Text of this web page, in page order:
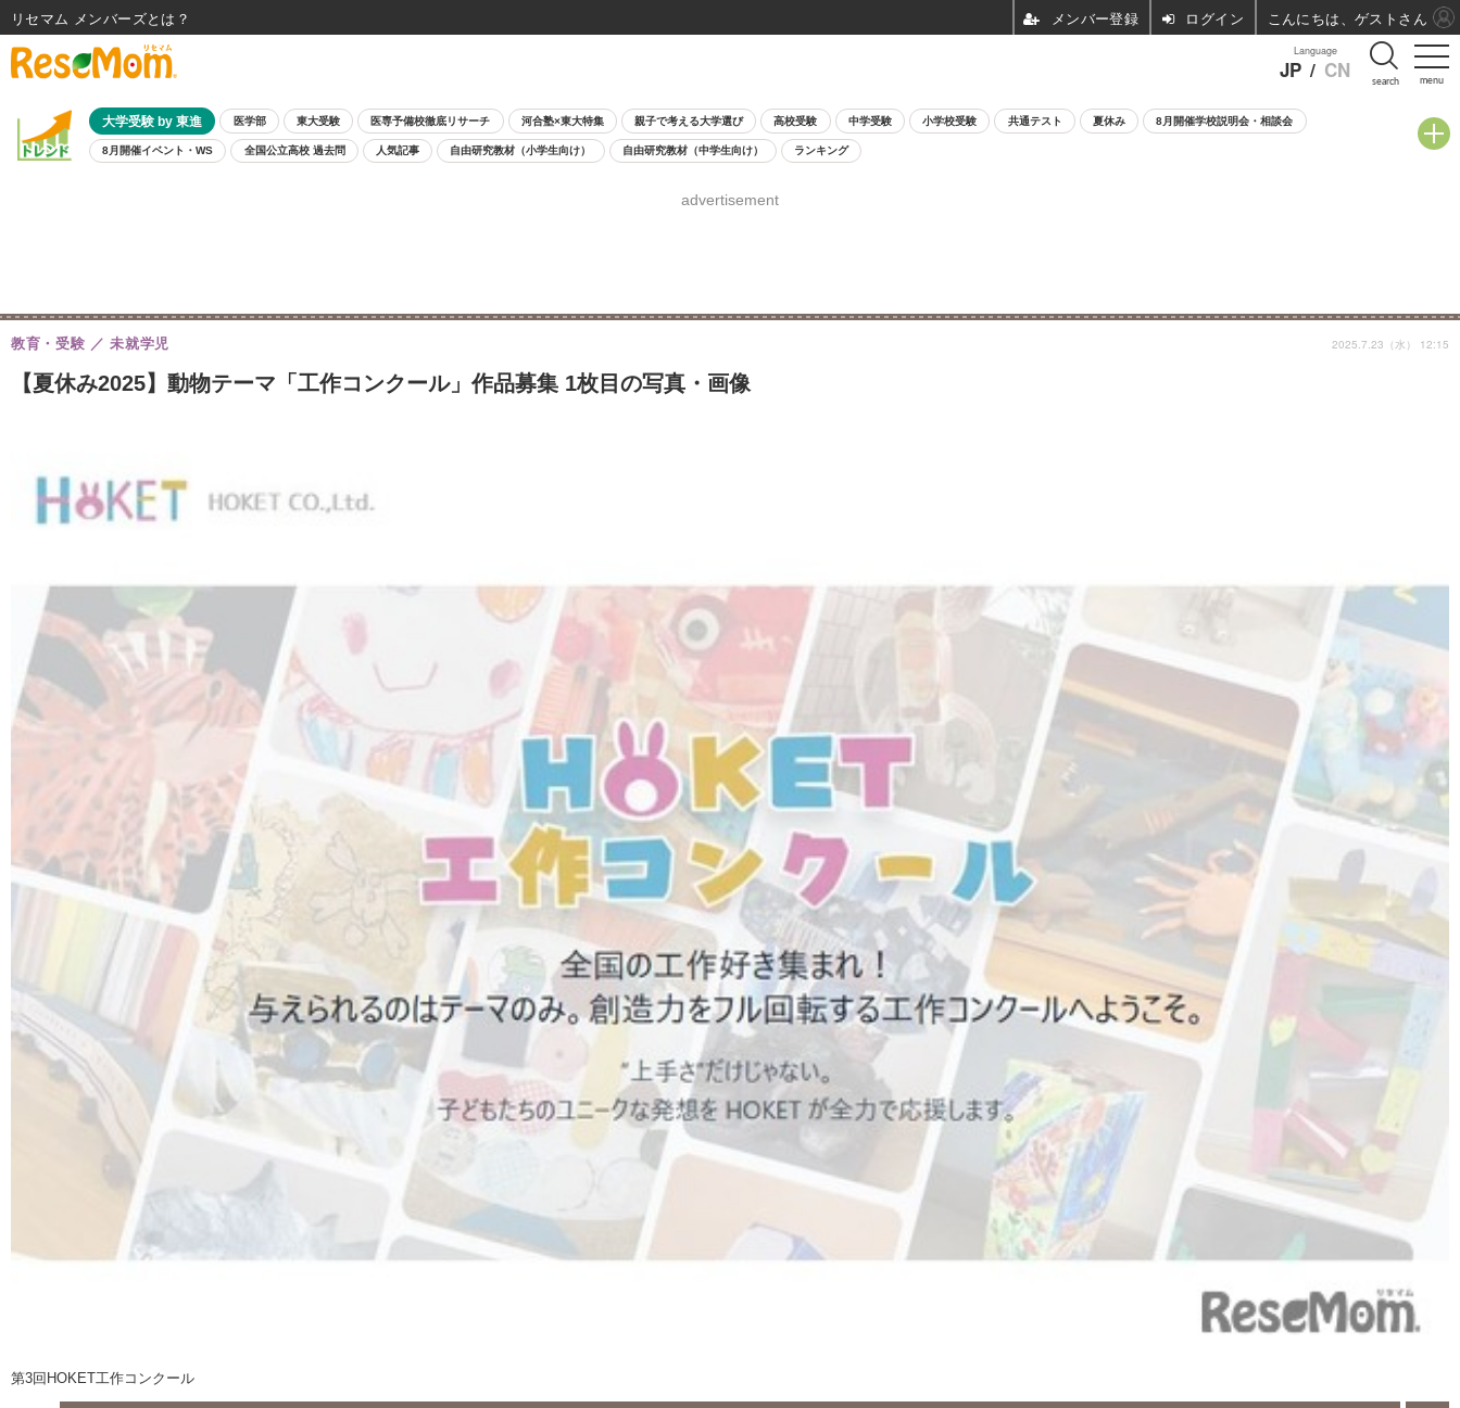
menu
Language
JP / CN search
大学受験 by 東進 医学部 東大受験 医専予備校徹底リサーチ 河合塾×東大特集 親子で考える大学選び 高校受験 中学受験 小学校受験 共通テスト 夏休み 8月開催学校説明会・相談会
8月開催イベント・WS 全国公立高校 過去問 人気記事 自由研究教材（小学生向け） 自由研究教材（中学生向け） ランキング
advertisement
【夏休み2025】動物テーマ「工作コンクール」作品募集 1枚目の写真・画像
教育・受験 未就学児 2025.7.23（水） 12:15
第3回HOKET工作コンクール
リセマム メンバーズ ログイン こんにちは、ゲストさん